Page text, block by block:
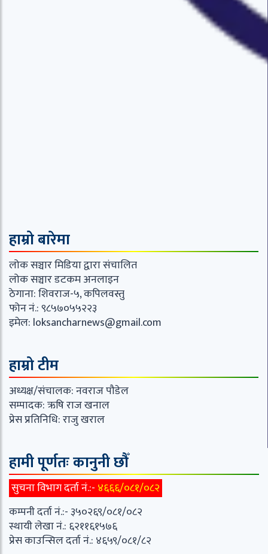
हाम्रो बारेमा
लोक सञ्चार मिडिया द्वारा संचालित
लोक सञ्चार डटकम अनलाइन
ठेगाना: शिवराज-५, कपिलवस्तु
फोन नं.: ९८५७०५५२२३
इमेल: loksancharnews@gmail.com
हाम्रो टीम
अध्यक्ष/संचालक: नवराज पौडेल
सम्पादक: ऋषि राज खनाल
प्रेस प्रतिनिधि: राजु खराल
हामी पूर्णतः कानुनी छौँ
सुचना विभाग दर्ता नं.:- ४६६६/०८१/०८२
कम्पनी दर्ता नं.:- ३५०२६९/०८१/०८२
स्थायी लेखा नं.: ६२११६१५७६
प्रेस काउन्सिल दर्ता नं.: ४६५९/०८१/८२